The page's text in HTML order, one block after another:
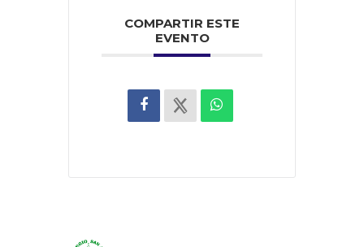
COMPARTIR ESTE
EVENTO